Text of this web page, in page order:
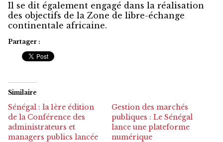
Il se dit également engagé dans la réalisation
des objectifs de la Zone de libre-échange
continentale africaine.
Partager :
Similaire
Sénégal : la 1ère édition
de la Conférence des
administrateurs et
managers publics lancée
Gestion des marchés
publiques : Le Sénégal
lance une plateforme
numérique